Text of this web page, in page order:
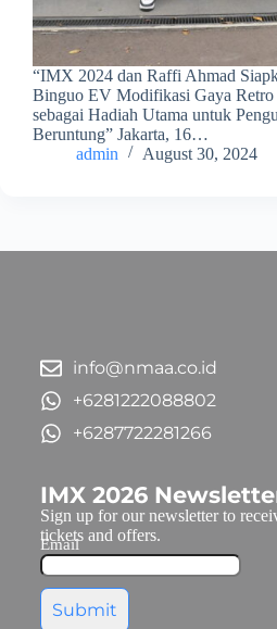
“IMX 2024 dan Raffi Ahmad
Binguo EV Modifikasi Gaya Retro
sebagai Hadiah Utama untuk
Beruntung” Jakarta, 16…
admin
August 30, 2024
info@nmaa.co.id
+6281222088802
+6287722281266
IMX 2026
Sign up for our newsletter to
tickets and offers.
Email
Submit